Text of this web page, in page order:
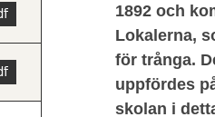
1892 och
Lokalerna,
för trånga.
uppfördes
skolan i